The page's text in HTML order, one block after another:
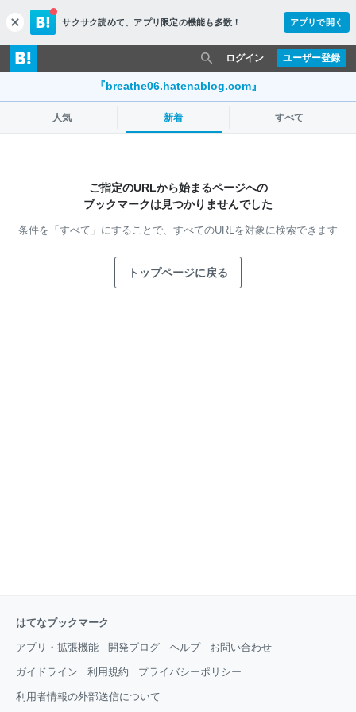
c
l
o
s
サクサク読めて、 アプリ限定の機能も多数！ アプリで開く
ユーザー登録
ログイン
『breathe06.hatenablog.com』
人気 新着 すべて
ご指定のURLから始まるページへの
ブックマークは見つかりませんでした
条件を「すべて」にすることで、 すべてのURLを対象に検索できます
トップページに戻る
はてなブックマーク
アプリ・拡張機能 開発ブログ ヘルプ お問い合わせ
ガイドライン 利用規約 プライバシーポリシー
利用者情報の外部送信について